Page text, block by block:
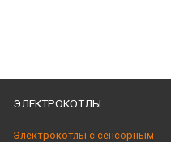
ЭЛЕКТРОКОТЛЫ
Электрокотлы с сенсорным